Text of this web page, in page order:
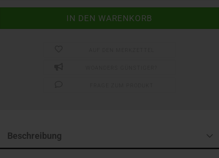
Beschreibung